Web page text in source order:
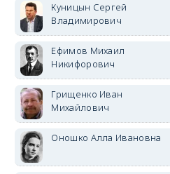
Куницын Сергей
Владимирович
Ефимов Михаил
Никифорович
Грищенко Иван
Михайлович
Оношко Алла Ивановна